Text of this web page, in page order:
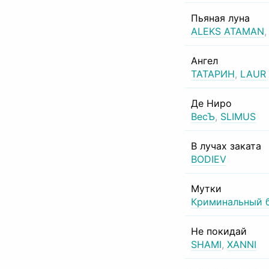
Пьяная луна
ALEKS ATAMAN,
Ангел
ТАТАРИН, LAUR
Де Ниро
ВесЪ, SLIMUS
В лучах заката
BODIEV
Мутки
Криминальный
Не покидай
SHAMI, XANNI